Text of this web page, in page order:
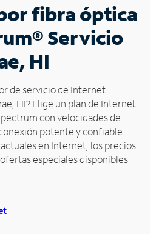
fibra óptica
Servicio
HI
de servicio de Internet
HI? Elige un plan de Internet
con velocidades de
potente y confiable.
en Internet, los precios
especiales disponibles